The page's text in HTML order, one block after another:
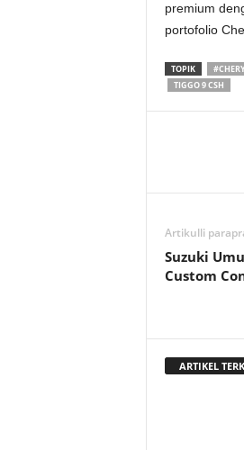
premium
portofolio
TOPIK
TIGGO 9 CSH
Artikulli
Suzuki
Custom
ARTIKEL